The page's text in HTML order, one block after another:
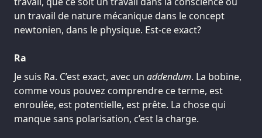
un travail de nature mécanique dans le concept
newtonien, dans le physique. Est-ce exact?
Ra
Je suis Ra. C’est exact, avec un addendum. La bobine,
comme vous pouvez comprendre ce terme, est
enroulée, est potentielle, est prête. La chose qui
manque sans polarisation, c’est la charge.